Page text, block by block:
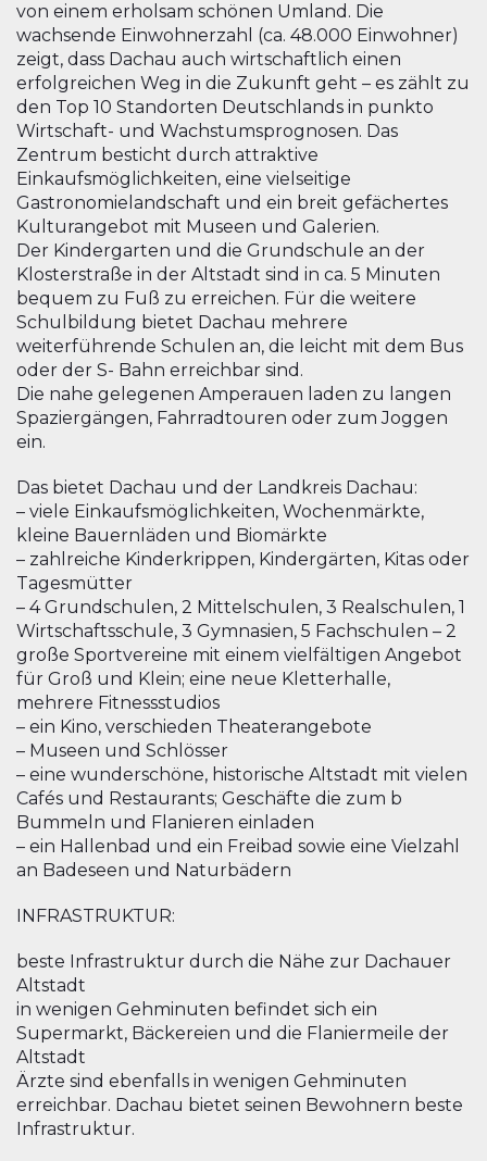
von einem erholsam schönen Umland. Die
wachsende Einwohnerzahl (ca. 48.000 Einwohner)
zeigt, dass Dachau auch wirtschaftlich einen
erfolgreichen Weg in die Zukunft geht – es zählt zu
den Top 10 Standorten Deutschlands in punkto
Wirtschaft- und Wachstumsprognosen. Das
Zentrum besticht durch attraktive
Einkaufsmöglichkeiten, eine vielseitige
Gastronomielandschaft und ein breit gefächertes
Kulturangebot mit Museen und Galerien.
Der Kindergarten und die Grundschule an der
Klosterstraße in der Altstadt sind in ca. 5 Minuten
bequem zu Fuß zu erreichen. Für die weitere
Schulbildung bietet Dachau mehrere
weiterführende Schulen an, die leicht mit dem Bus
oder der S- Bahn erreichbar sind.
Die nahe gelegenen Amperauen laden zu langen
Spaziergängen, Fahrradtouren oder zum Joggen
ein.
Das bietet Dachau und der Landkreis Dachau:
– viele Einkaufsmöglichkeiten, Wochenmärkte,
kleine Bauernläden und Biomärkte
– zahlreiche Kinderkrippen, Kindergärten, Kitas oder
Tagesmütter
– 4 Grundschulen, 2 Mittelschulen, 3 Realschulen, 1
Wirtschaftsschule, 3 Gymnasien, 5 Fachschulen – 2
große Sportvereine mit einem vielfältigen Angebot
für Groß und Klein; eine neue Kletterhalle,
mehrere Fitnessstudios
– ein Kino, verschieden Theaterangebote
– Museen und Schlösser
– eine wunderschöne, historische Altstadt mit vielen
Cafés und Restaurants; Geschäfte die zum b
Bummeln und Flanieren einladen
– ein Hallenbad und ein Freibad sowie eine Vielzahl
an Badeseen und Naturbädern
INFRASTRUKTUR:
beste Infrastruktur durch die Nähe zur Dachauer
Altstadt
in wenigen Gehminuten befindet sich ein
Supermarkt, Bäckereien und die Flaniermeile der
Altstadt
Ärzte sind ebenfalls in wenigen Gehminuten
erreichbar. Dachau bietet seinen Bewohnern beste
Infrastruktur.